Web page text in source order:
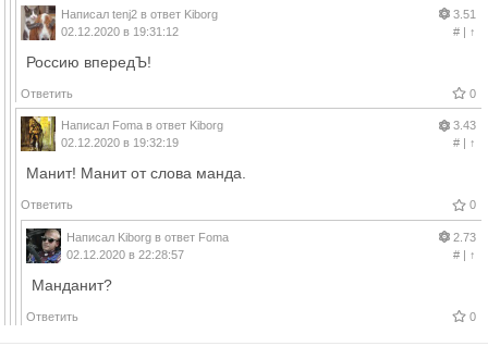
Написал tenj2 в ответ Kiborg
02.12.2020 в 19:31:12
3.51
#| ↑
Россию впередЪ!
Ответить 0
Написал Foma в ответ Kiborg
02.12.2020 в 19:32:19
3.43
#| ↑
Манит! Манит от слова манда.
Ответить 0
Написал Kiborg в ответ Foma
02.12.2020 в 22:28:57
2.73
#| ↑
Манданит?
Ответить 0